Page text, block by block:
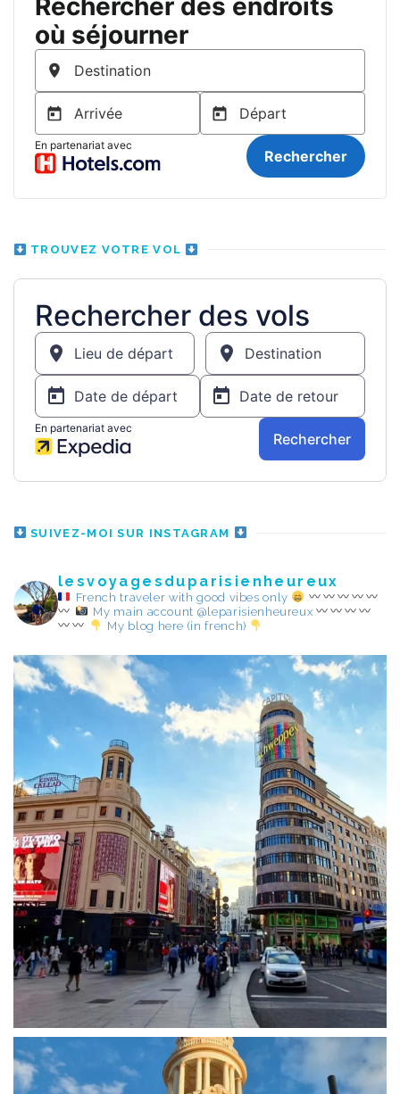
TROUVEZ VOTRE VOL
SUIVEZ-MOI SUR INSTAGRAM
lesvoyagesduparisienheureux
French traveler with good vibes only
My main account @leparisienheureux
My blog here (in french)